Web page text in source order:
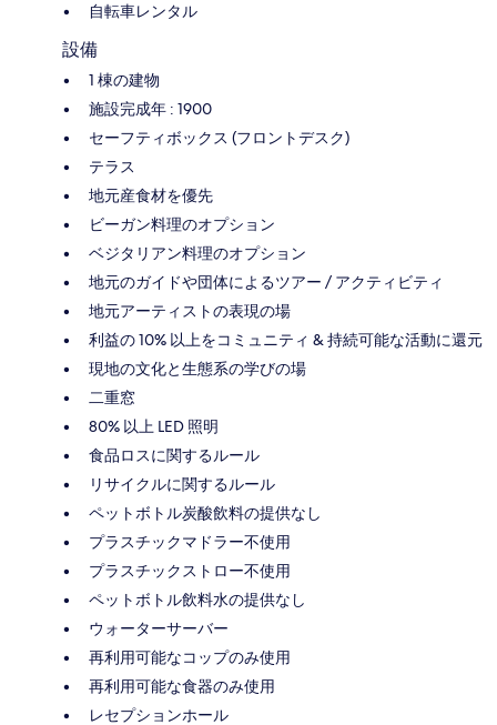
自転車レンタル
設備
1 棟の建物
施設完成年 : 1900
セーフティボックス (フロントデスク)
テラス
地元産食材を優先
ビーガン料理のオプション
ベジタリアン料理のオプション
地元のガイドや団体によるツアー / アクティビティ
地元アーティストの表現の場
利益の 10% 以上をコミュニティ & 持続可能な活動に還元
現地の文化と生態系の学びの場
二重窓
80% 以上 LED 照明
食品ロスに関するルール
リサイクルに関するルール
ペットボトル炭酸飲料の提供なし
プラスチックマドラー不使用
プラスチックストロー不使用
ペットボトル飲料水の提供なし
ウォーターサーバー
再利用可能なコップのみ使用
再利用可能な食器のみ使用
レセプションホール